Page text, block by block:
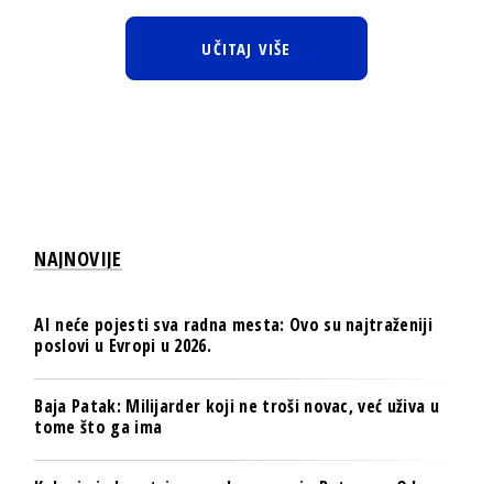
UČITAJ VIŠE
NAJNOVIJE
AI neće pojesti sva radna mesta: Ovo su najtraženiji
poslovi u Evropi u 2026.
Baja Patak: Milijarder koji ne troši novac, već uživa u
tome što ga ima